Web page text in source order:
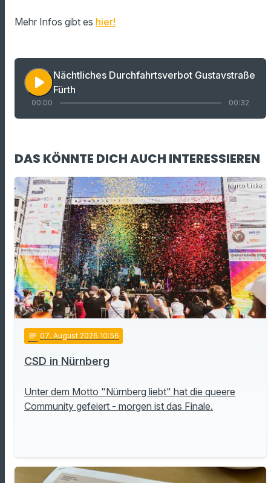
Mehr Infos gibt es hier!
play_arrow
Nächtliches Durchfahrtsverbot Gustavstraße
Fürth
00:00 00:32
DAS KÖNNTE DICH AUCH INTERESSIEREN
Marco Liske
notes 07. August 2026 10:56
CSD in Nürnberg
Unter dem Motto "Nürnberg liebt" hat die queere
Community gefeiert - morgen ist das Finale.